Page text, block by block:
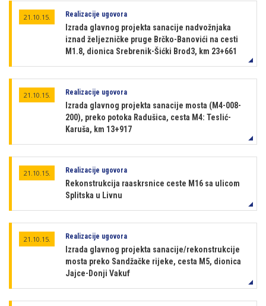
21.10.15. Realizacije ugovora
Izrada glavnog projekta sanacije nadvožnjaka
iznad željezničke pruge Brčko-Banovići na cesti
M1.8, dionica Srebrenik-Šićki Brod3, km 23+661
21.10.15. Realizacije ugovora
Izrada glavnog projekta sanacije mosta (M4-008-
200), preko potoka Radušica, cesta M4: Teslić-
Karuša, km 13+917
21.10.15. Realizacije ugovora
Rekonstrukcija raaskrsnice ceste M16 sa ulicom
Splitska u Livnu
21.10.15. Realizacije ugovora
Izrada glavnog projekta sanacije/rekonstrukcije
mosta preko Sandžačke rijeke, cesta M5, dionica
Jajce-Donji Vakuf